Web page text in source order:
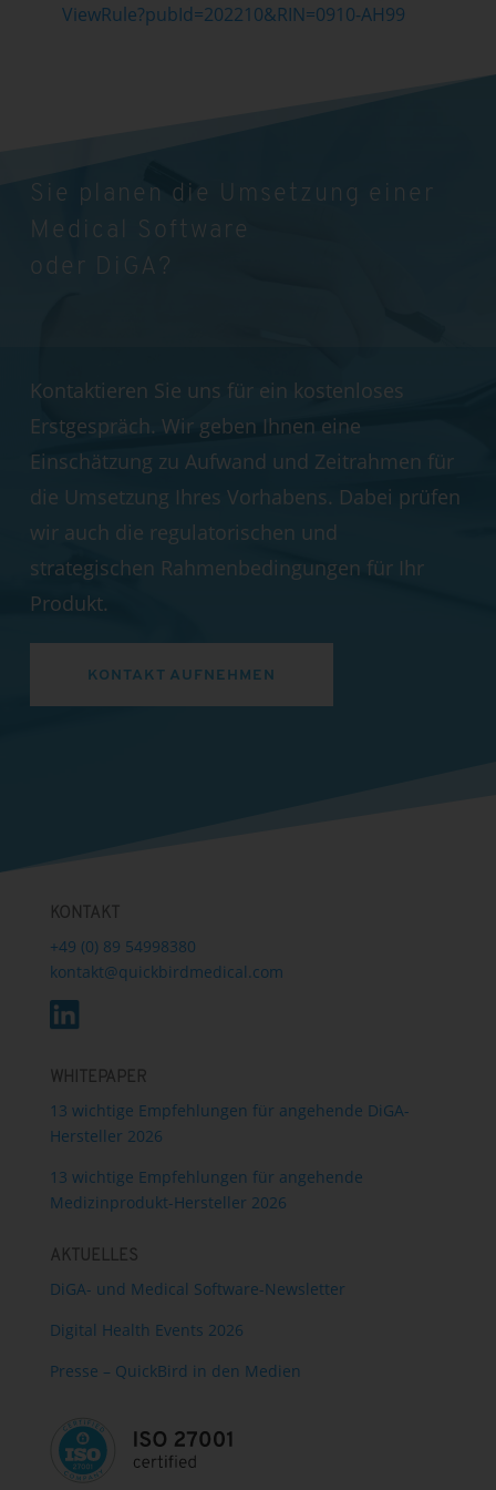
ViewRule?pubId=202210&RIN=0910-AH99
Sie planen die Umsetzung einer
Medical Software
oder DiGA?
Kontaktieren Sie uns für ein kostenloses
Erstgespräch. Wir geben Ihnen eine
Einschätzung zu Aufwand und Zeitrahmen für
die Umsetzung Ihres Vorhabens. Dabei prüfen
wir auch die regulatorischen und
strategischen Rahmenbedingungen für Ihr
Produkt.
KONTAKT AUFNEHMEN
KONTAKT
+49 (0) 89 54998380
kontakt@quickbirdmedical.com
WHITEPAPER
13 wichtige Empfehlungen für angehende DiGA-
Hersteller 2026
13 wichtige Empfehlungen für angehende
Medizinprodukt-Hersteller 2026
AKTUELLES
DiGA- und Medical Software-Newsletter
Digital Health Events 2026
Presse – QuickBird in den Medien